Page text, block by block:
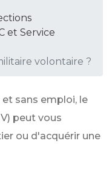
et Service
volontaire ?
et sans emploi, le
peut vous
ou d'acquérir une